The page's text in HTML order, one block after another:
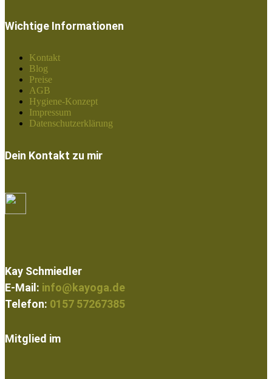
Wichtige Informationen
Kontakt
Blog
Preise
AGB
Hygiene-Konzept
Impressum
Datenschutzerklärung
Dein Kontakt zu mir
Kay Schmiedler
E-Mail: info@kayoga.de
Telefon: 0157 57267385
Mitglied im